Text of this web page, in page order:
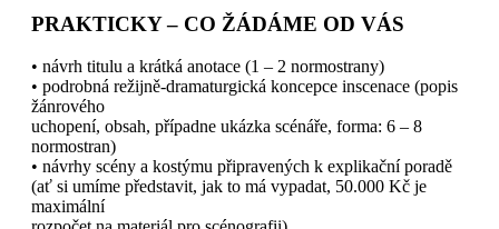
PRAKTICKY – CO ŽÁDÁME OD VÁS
• návrh titulu a krátká anotace (1 – 2 normostrany)
• podrobná režijně-dramaturgická koncepce inscenace (popis
žánrového
uchopení, obsah, případne ukázka scénáře, forma: 6 – 8
normostran)
• návrhy scény a kostýmu připravených k explikační poradě
(ať si umíme představit, jak to má vypadat, 50.000 Kč je
maximální